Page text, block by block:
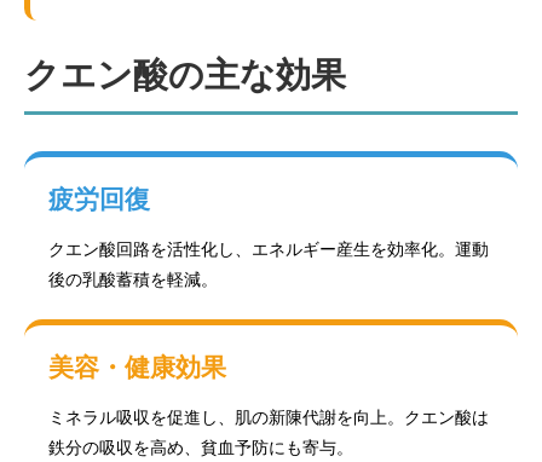
クエン酸の主な効果
疲労回復
クエン酸回路を活性化し、エネルギー産生を効率化。運動
後の乳酸蓄積を軽減。
美容・健康効果
ミネラル吸収を促進し、肌の新陳代謝を向上。クエン酸は
鉄分の吸収を高め、貧血予防にも寄与。